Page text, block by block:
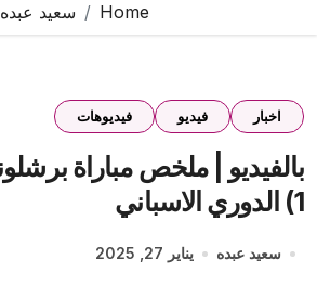
Home سعيد عبده
اخبار فيديو فيديوهات
1) الدوري الاسباني
سعيد عبده يناير 27, 2025